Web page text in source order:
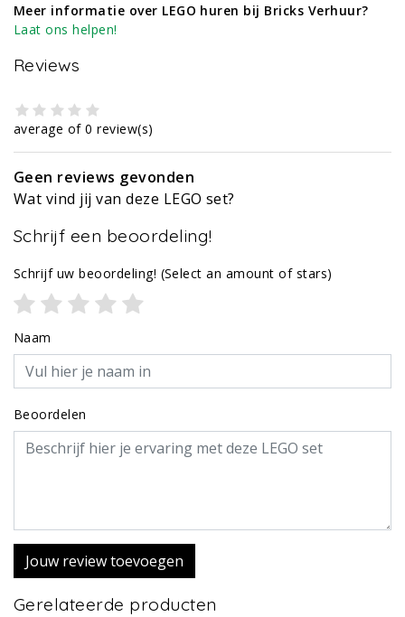
Meer informatie over LEGO huren bij Bricks Verhuur?
Laat ons helpen!
Reviews
average of 0 review(s)
Geen reviews gevonden
Wat vind jij van deze LEGO set?
Schrijf een beoordeling!
Schrijf uw beoordeling! (Select an amount of stars)
Naam
Beoordelen
Jouw review toevoegen
Gerelateerde producten